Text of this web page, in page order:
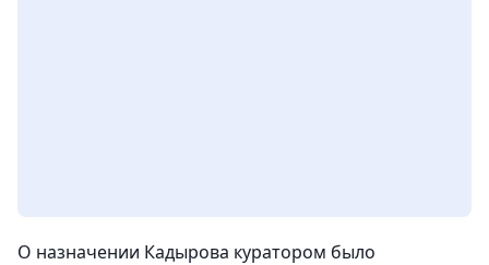
О назначении Кадырова куратором было